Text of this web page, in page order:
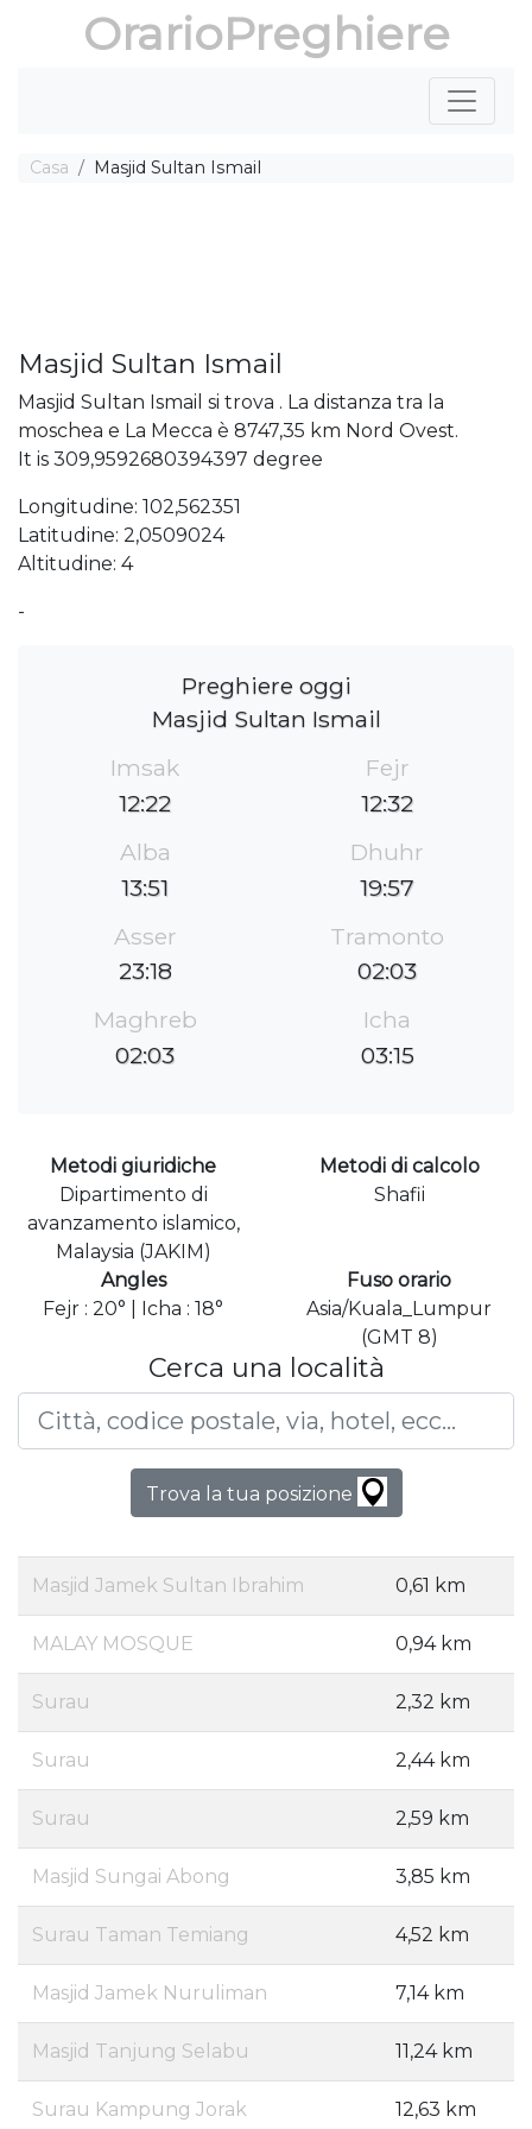
OrarioPreghiere
Casa Masjid Sultan Ismail
Masjid Sultan Ismail
Masjid Sultan Ismail si trova . La distanza tra la
moschea e La Mecca è 8747,35 km Nord Ovest.
It is 309,9592680394397 degree
Longitudine: 102,562351
Latitudine: 2,0509024
Altitudine: 4
-
Preghiere oggi
Masjid Sultan Ismail
Imsak
12:22
Fejr
12:32
Alba
13:51
Dhuhr
19:57
Asser
23:18
Tramonto
02:03
Maghreb
02:03
Icha
03:15
Metodi giuridiche
Dipartimento di
avanzamento islamico,
Malaysia (JAKIM)
Metodi di calcolo
Shafii
Angles
Fejr : 20° | Icha : 18°
Fuso orario
Asia/Kuala_Lumpur
(GMT 8)
Cerca una località
Trova la tua posizione
Masjid Jamek Sultan Ibrahim 0,61 km
MALAY MOSQUE 0,94 km
Surau 2,32 km
Surau 2,44 km
Surau 2,59 km
Masjid Sungai Abong 3,85 km
Surau Taman Temiang 4,52 km
Masjid Jamek Nuruliman 7,14 km
Masjid Tanjung Selabu 11,24 km
Surau Kampung Jorak 12,63 km